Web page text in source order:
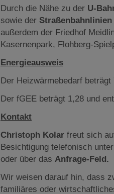
Durch die Nähe zu der U-
sowie der Straßenbahnlinien
außerdem der Friedhof
Kasernenpark, Flohberg-
Energieausweis
Der Heizwärmebedarf
Der fGEE beträgt 1,28 und
Kontakt
Christoph Kolar freut sich
Besichtigung telefonisch unter
oder über das Anfrage-Feld.
Wir weisen darauf hin, dass
familiäres oder